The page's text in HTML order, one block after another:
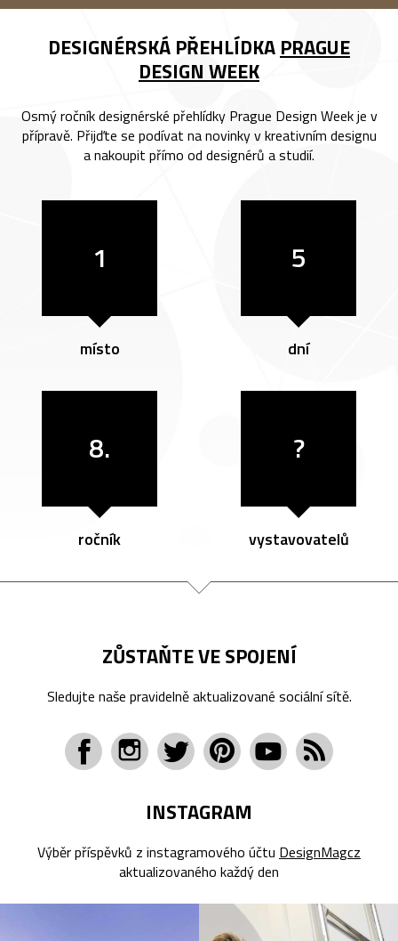
DESIGNÉRSKÁ PŘEHLÍDKA PRAGUE
DESIGN WEEK
Osmý ročník designérské přehlídky Prague Design Week je v
přípravě. Přijďte se podívat na novinky v kreativním designu
a nakoupit přímo od designérů a studií.
1
místo
5
dní
8.
ročník
?
vystavovatelů
ZŮSTAŇTE VE SPOJENÍ
Sledujte naše pravidelně aktualizované sociální sítě.
INSTAGRAM
Výběr příspěvků z instagramového účtu DesignMagcz
aktualizovaného každý den